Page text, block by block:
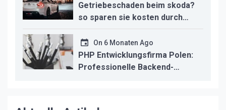
Getriebeschaden beim skoda?
so sparen sie kosten durch
professionelle instandsetzung
On 6 Monaten Ago
PHP Entwicklungsfirma Polen:
Professionelle Backend-